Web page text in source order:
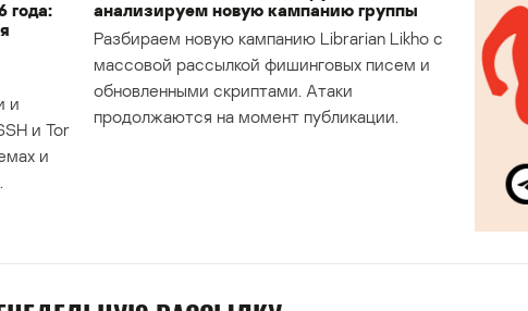
года:
и
и Tor
и
анализируем новую кампанию группы
Разбираем новую кампанию Librarian Likho с
массовой рассылкой фишинговых писем и
обновленными скриптами. Атаки
продолжаются на момент публикации.